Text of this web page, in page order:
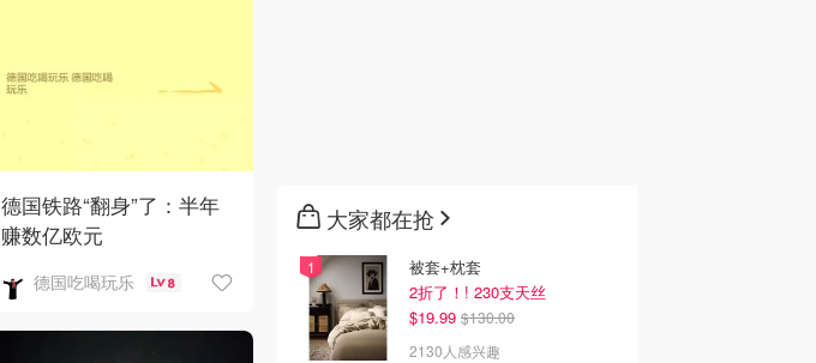
德国铁路“翻身”了：半年
赚数亿欧元
德国吃喝玩乐 8
大家都在抢
被套+枕套
2折了！! 230支天丝
$19.99 $130.00
2130人感兴趣